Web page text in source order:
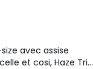
avec assise
et cosi, Haze Trio